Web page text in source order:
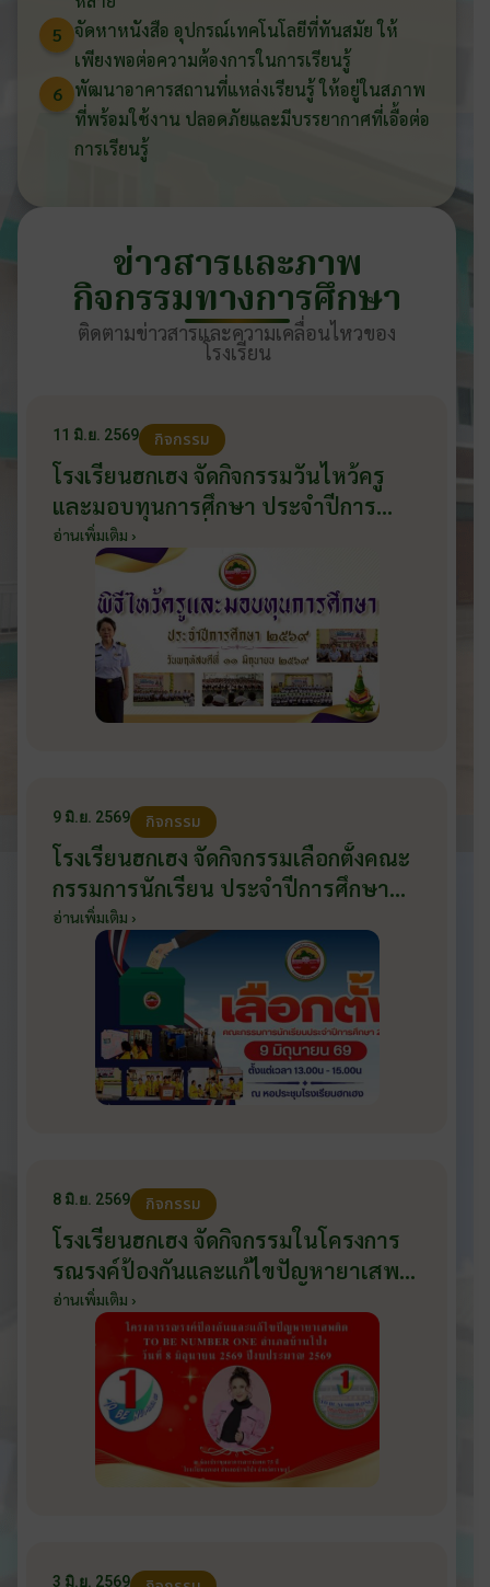
5 จัดหาหนังสือ อุปกรณ์เทคโนโลยีที่ทันสมัย ให้
เพียงพอต่อความต้องการในการเรียนรู้
6 พัฒนาอาคารสถานที่แหล่งเรียนรู้ ให้อยู่ในสภาพ
ที่พร้อมใช้งาน ปลอดภัยและมีบรรยากาศที่เอื้อต่อ
การเรียนรู้
ข่าวสารและภาพ
กิจกรรมทางการศึกษา
ติดตามข่าวสารและความเคลื่อนไหวของ
โรงเรียน
11 มิ.ย. 2569 กิจกรรม
โรงเรียนฮกเฮง จัดกิจกรรมวันไหว้ครู
และมอบทุนการศึกษา ประจำปีการ
ศึกษา 2569 วันที่ 11 มิถุนายน 2569
อ่านเพิ่มเติม ›
9 มิ.ย. 2569 กิจกรรม
โรงเรียนฮกเฮง จัดกิจกรรมเลือกตั้งคณะ
กรรมการนักเรียน ประจำปีการศึกษา
2569 ส่งเสริมประชาธิปไตยในโรงเรียน
วันที่ 9 มิถุนายน 2569
อ่านเพิ่มเติม ›
8 มิ.ย. 2569 กิจกรรม
โรงเรียนฮกเฮง จัดกิจกรรมในโครงการ
รณรงค์ป้องกันและแก้ไขปัญหายาเสพ
ติด TO BE NUMBER ONE อำเภอ
บ้านโป่ง ปีงบประมาณ 2569 ให้กับ
นักเรียนแกนนำ ในวันที่ 8 มิถุนายน
2569
อ่านเพิ่มเติม ›
3 มิ.ย. 2569